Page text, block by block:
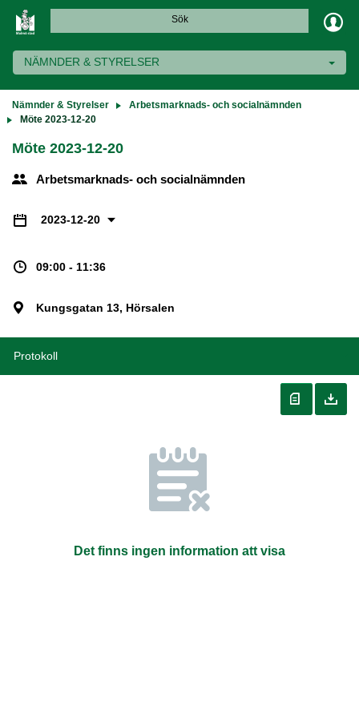
Sök
NÄMNDER & STYRELSER
Nämnder & Styrelser
Arbetsmarknads- och socialnämnden
Möte 2023-12-20
Möte 2023-12-20
Arbetsmarknads- och socialnämnden
2023-12-20
09:00 - 11:36
Kungsgatan 13, Hörsalen
Protokoll
Det finns ingen information att visa